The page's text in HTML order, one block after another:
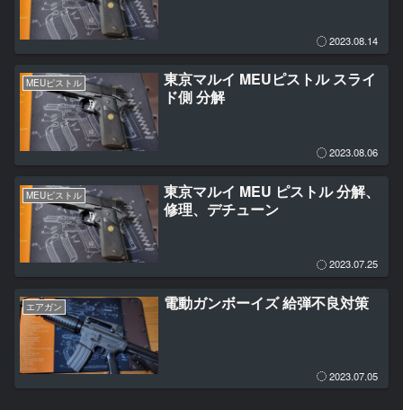
2023.08.14
MEUピストル
東京マルイ MEUピストル スライ
ド側 分解
2023.08.06
MEUピストル
東京マルイ MEU ピストル 分解、
修理、デチューン
2023.07.25
エアガン 電動ガンボーイズ 給弾不良対策
2023.07.05